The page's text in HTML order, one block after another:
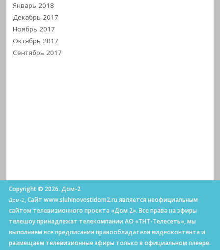
Январь 2018
Декабрь 2017
Ноябрь 2017
Октябрь 2017
Сентябрь 2017
Copyright © 2026. Дом-2
Дом-2, Сайт www.sluhinovostidom2.ru является неофициальным
сайтом телевизионного проекта «Дом 2». Все права на эфиры
телешоу принадлежат телекомпании АО «ТНТ-Телесеть», мы
выполняем все предписания правообладателя видеоконтента и
размещаем телевизионные эфиры только в официальном плеере.